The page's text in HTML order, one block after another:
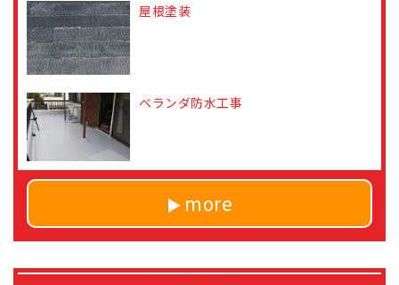
屋根塗装
ベランダ防水工事
more